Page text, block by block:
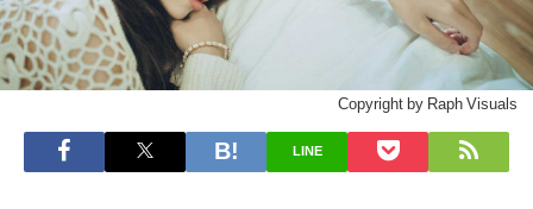
Copyright by Raph Visuals
LINE